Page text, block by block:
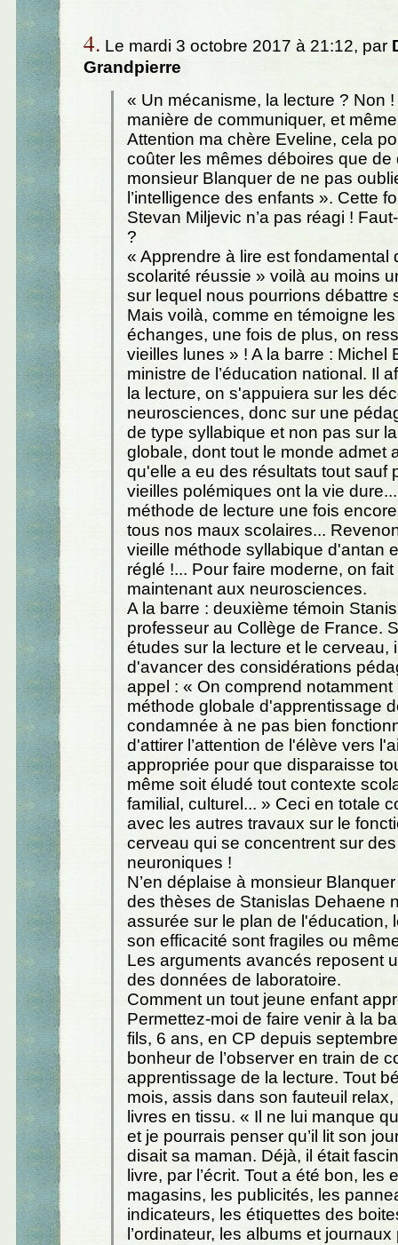
4. Le mardi 3 octobre 2017 à 21:12, par
Grandpierre
« Un mécanisme, la lecture ? Non
manière de communiquer, et
Attention ma chère Eveline, cela
coûter les mêmes déboires que de
monsieur Blanquer de ne pas
l’intelligence des enfants ». Cette
Stevan Miljevic n’a pas réagi !
?
« Apprendre à lire est fondamental
scolarité réussie » voilà au moins
sur lequel nous pourrions débattre
Mais voilà, comme en témoigne
échanges, une fois de plus, on
vieilles lunes » ! A la barre : Michel
ministre de l’éducation national. Il
la lecture, on s'appuiera sur les
neurosciences, donc sur une
de type syllabique et non pas sur
globale, dont tout le monde admet
qu'elle a eu des résultats tout sauf
vieilles polémiques ont la vie
méthode de lecture une fois
tous nos maux scolaires...
vieille méthode syllabique d'antan
réglé !... Pour faire moderne, on
maintenant aux neurosciences.
A la barre : deuxième témoin
professeur au Collège de France.
études sur la lecture et le cerveau,
d'avancer des considérations
appel : « On comprend notamment
méthode globale d'apprentissage
condamnée à ne pas bien
d'attirer l’attention de l'élève vers
appropriée pour que disparaisse
même soit éludé tout contexte
familial, culturel... » Ceci en totale
avec les autres travaux sur le
cerveau qui se concentrent sur
neuroniques !
N’en déplaise à monsieur
des thèses de Stanislas Dehaene
assurée sur le plan de l'éducation,
son efficacité sont fragiles ou
Les arguments avancés reposent
des données de laboratoire.
Comment un tout jeune enfant
Permettez-moi de faire venir à la
fils, 6 ans, en CP depuis
bonheur de l’observer en train de
apprentissage de la lecture. Tout
mois, assis dans son fauteuil
livres en tissu. « Il ne lui manque
et je pourrais penser qu’il lit son
disait sa maman. Déjà, il était
livre, par l’écrit. Tout a été bon, les
magasins, les publicités, les
indicateurs, les étiquettes des
l’ordinateur, les albums et